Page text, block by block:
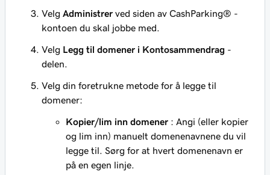
Velg Administrer ved siden av CashParking® -
kontoen du skal jobbe med.
Velg Legg til domener i Kontosammendrag -
delen.
Velg din foretrukne metode for å legge til
domener:
Kopier/lim inn domener : Angi (eller kopier
og lim inn) manuelt domenenavnene du vil
legge til. Sørg for at hvert domenenavn er
på en egen linje.